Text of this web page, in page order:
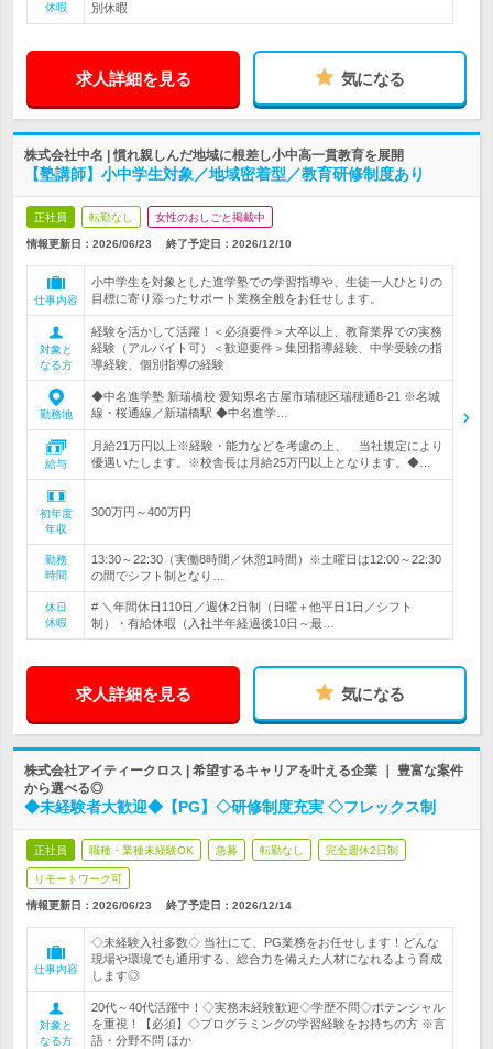
休暇
別休暇
求人詳細を見る 気になる
株式会社中名 | 慣れ親しんだ地域に根差し小中高一貫教育を展開
【塾講師】小中学生対象／地域密着型／教育研修制度あり
正社員 転勤なし 女性のおしごと掲載中
情報更新日：2026/06/23 終了予定日： 2026/12/10
仕事内容
小中学生を対象とした進学塾での学習指導や、生徒一人ひとりの
目標に寄り添ったサポート業務全般をお任せします。
対象と
なる方
経験を活かして活躍！＜必須要件＞大卒以上、教育業界での実務
経験（アルバイト可）＜歓迎要件＞集団指導経験、中学受験の指
導経験、個別指導の経験
勤務地
◆中名進学塾 新瑞橋校 愛知県名古屋市瑞穂区瑞穂通8-21 ※名城
線・桜通線／新瑞橋駅 ◆中名進学…
給与
月給21万円以上※経験・能力などを考慮の上、 当社規定により
優遇いたします。※校舎長は月給25万円以上となります。◆…
初年度
年収
300万円～400万円
勤務
時間
13:30～22:30（実働8時間／休憩1時間）※土曜日は12:00～22:30
の間でシフト制となり…
休日
休暇
# ＼年間休日110日／週休2日制（日曜＋他平日1日／シフト
制）・有給休暇（入社半年経過後10日～最…
求人詳細を見る 気になる
株式会社アイティークロス | 希望するキャリアを叶える企業 ｜ 豊富な案件
から選べる◎
◆未経験者大歓迎◆【PG】◇研修制度充実 ◇フレックス制
正社員 職種・業種未経験OK 急募 転勤なし 完全週休2日制
リモートワーク可
情報更新日：2026/06/23 終了予定日： 2026/12/14
仕事内容
◇未経験入社多数◇ 当社にて、PG業務をお任せします！どんな
現場や環境でも通用する、総合力を備えた人材になれるよう育成
します◎
対象と
なる方
20代～40代活躍中！◇実務未経験歓迎◇学歴不問◇ポテンシャル
を重視！【必須】◇プログラミングの学習経験をお持ちの方 ※言
語・分野不問 ほか